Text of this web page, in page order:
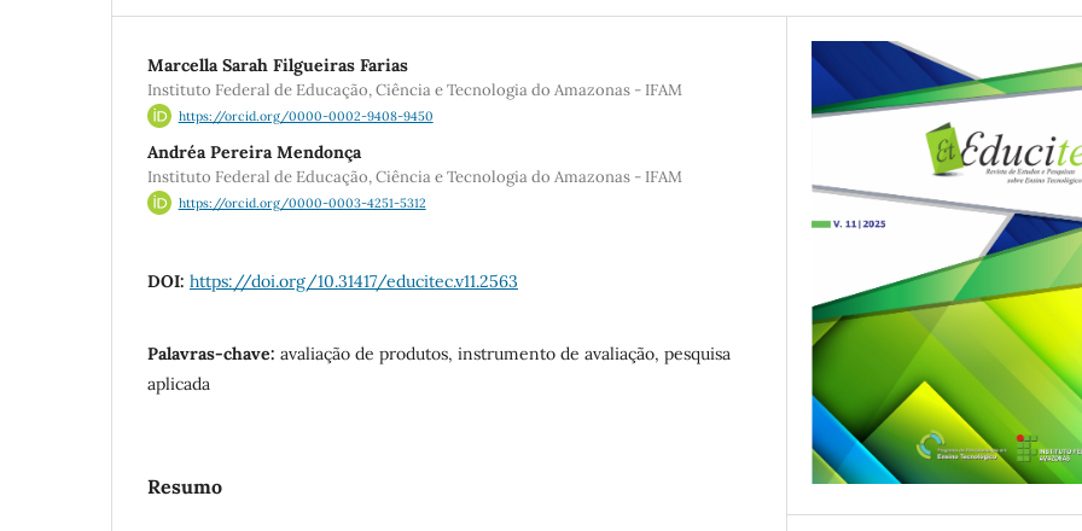
Marcella Sarah Filgueiras Farias
Instituto Federal de Educação, Ciência e Tecnologia do Amazonas - IFAM
https://orcid.org/0000-0002-9408-9450
Andréa Pereira Mendonça
Instituto Federal de Educação, Ciência e Tecnologia do Amazonas - IFAM
https://orcid.org/0000-0003-4251-5312
DOI: https://doi.org/10.31417/educitec.v11.2563
Palavras-chave: avaliação de produtos, instrumento de avaliação, pesquisa
aplicada
Resumo